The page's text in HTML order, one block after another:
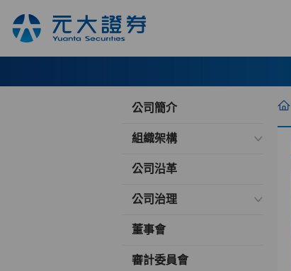
公司簡介
組織架構
公司沿革
公司治理
董事會
審計委員會